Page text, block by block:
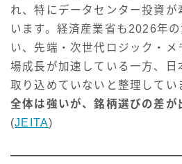
れ、特にデータセンター投資が
います。経済産業省も2026年
い、先端・次世代ロジック・
場成長が加速している一方、日
取り込めていないと整理してい
全体は強いが、銘柄選びの差が
(JEITA)